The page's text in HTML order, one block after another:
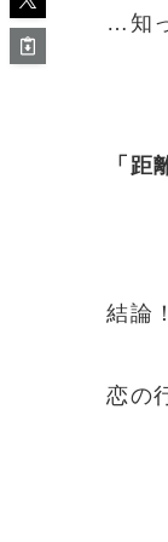
…知
「
結論！
恋の